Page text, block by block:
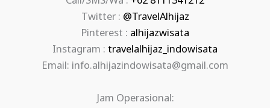
Twitter : @TravelAlhijaz
Pinterest : alhijazwisata
Instagram : travelalhijaz_indowisata
Email: info.alhijazindowisata@gmail.com
Jam Operasional: